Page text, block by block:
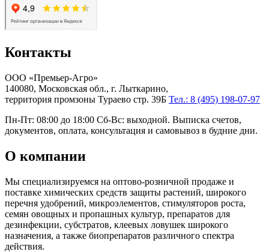
Контакты
ООО «Премьер-Агро»
140080, Московская обл., г. Лыткарино,
территория промзоны Тураево стр. 39Б Тел.: 8 (495) 198-07-97
Пн-Пт: 08:00 до 18:00 Сб-Вс: выходной. Выписка счетов,
документов, оплата, консультация и самовывоз в будние дни.
О компании
Мы специализируемся на оптово-розничной продаже и
поставке химических средств защиты растений, широкого
перечня удобрений, микроэлементов, стимуляторов роста,
семян овощных и пропашных культур, препаратов для
дезинфекции, субстратов, клеевых ловушек широкого
назначения, а также биопрепаратов различного спектра
действия.